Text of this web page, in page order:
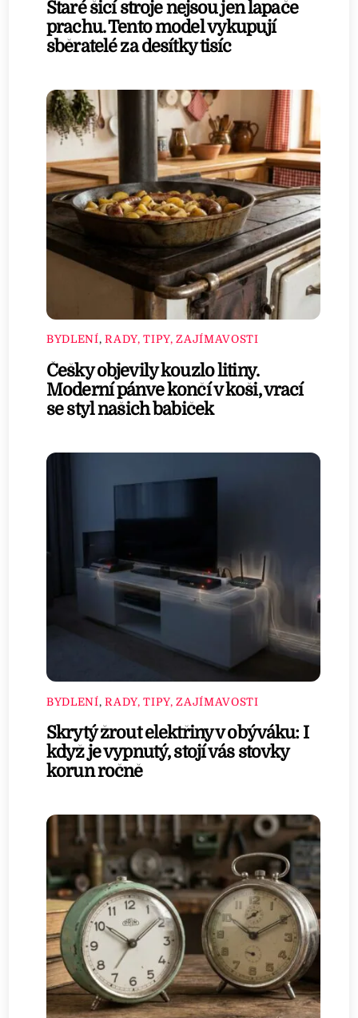
Staré šicí stroje nejsou jen lapače
prachu. Tento model vykupují
sběratelé za desítky tisíc
BYDLENÍ,RADY, TIPY, ZAJÍMAVOSTI
Češky objevily kouzlo litiny.
Moderní pánve končí v koši, vrací
se styl našich babiček
BYDLENÍ,RADY, TIPY, ZAJÍMAVOSTI
Skrytý žrout elektřiny v obýváku: I
když je vypnutý, stojí vás stovky
korun ročně